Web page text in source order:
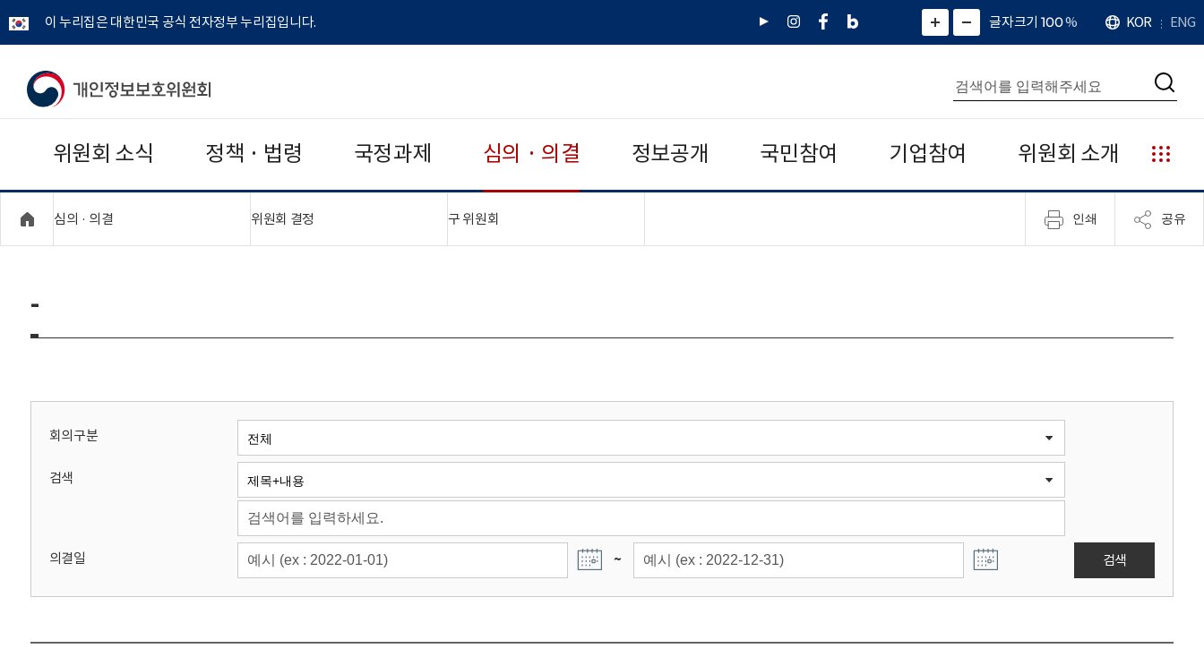
이 누리집은 대한민국 공식 전자정부 누리집입니다.
유
인
페
네
그
)
화
면
면
소
확
대
치
글자크기 100%
언
어
KOR ENG
개
보
보
위
회
통
합
검
색
검
위원회 소식 정책 · 법령 국정과제 심의 · 의결 정보공개 국민참여 기업참여 위원회 소개
누
리
집
안
심의 · 의결 위원회 결정 구 위원회 인쇄 공유
-
회의구분
검색
의결일 ~ 검색